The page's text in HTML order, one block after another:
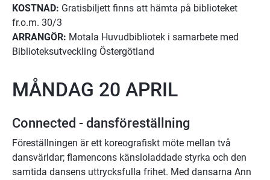
KOSTNAD: Gratisbiljett finns att hämta på biblioteket
fr.o.m. 30/3
ARRANGÖR: Motala Huvudbibliotek i samarbete med
Biblioteksutveckling Östergötland
MÅNDAG 20 APRIL
Connected - dansföreställning
Föreställningen är ett koreografiskt möte mellan två
dansvärldar; flamencons känsloladdade styrka och den
samtida dansens uttrycksfulla frihet. Med dansarna Ann